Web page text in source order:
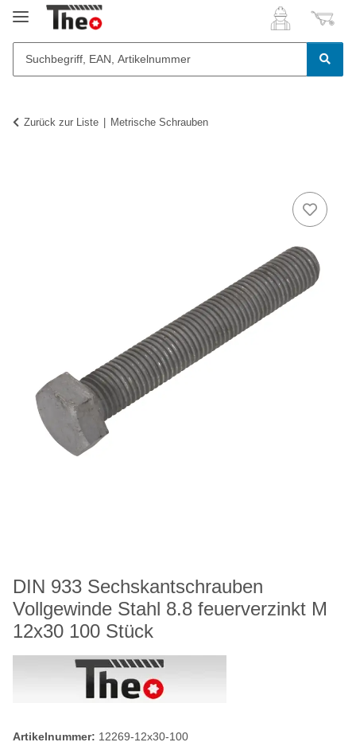
Zurück zur Liste Metrische Schrauben
DIN 933 Sechskantschrauben
Vollgewinde Stahl 8.8 feuerverzinkt M
12x30 100 Stück
Artikelnummer: 12269-12x30-100